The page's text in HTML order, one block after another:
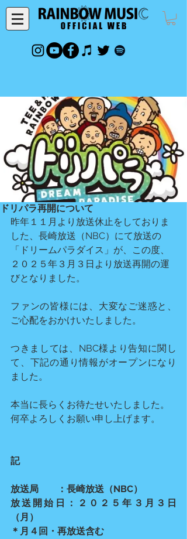
ドリパラ再開について
昨年１１月より放送休止をしておりま
した、長崎放送（NBC）にて放送の
「ドリームパラダイス」が、この度、
２０２５年３月３日より放送再開の運
びとなりました。
ファンの皆様には、大変なご迷惑と、
ご心配をおかけいたしました。
つきましては、NBC様より告知に関し
て、下記の通り情報がオープンになり
ました。
本当に長らくお待たせいたしました。
何卒よろしくお願い申し上げます。
記
放送局　　：長崎放送（NBC）
放送開始日：２０２５年３月３日
（月）
＊月４回・再放送含む